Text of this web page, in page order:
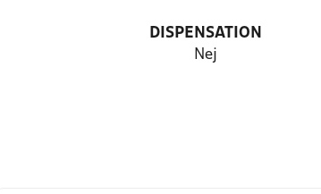
DISPENSATION
Nej